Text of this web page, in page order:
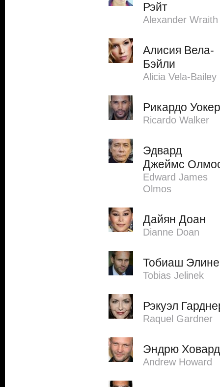
Рэйт
Alexander Wraith
Алисия Вела-
Бэйли
Alicia Vela-Bailey
Рикардо Уокер
Ricardo Walker
Эдвард
Джеймс
Edward James
Olmos
Дайян Доан
Dianne Doan
Тобиаш
Tobias Jelinek
Рэкуэл
Raquel Gardner
Эндрю Ховард
Andrew Howard